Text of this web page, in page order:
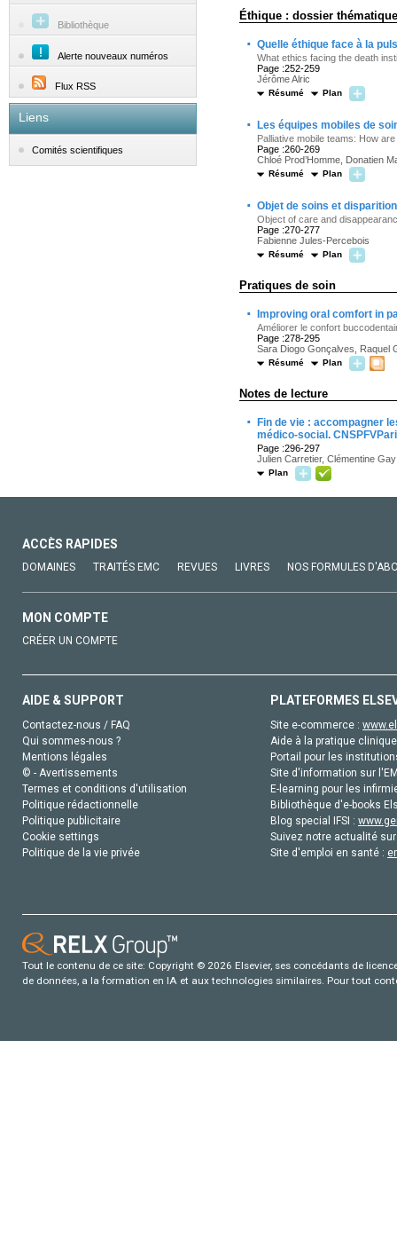
Bibliothèque
Alerte nouveaux numéros
Flux RSS
Liens
Comités scientifiques
Éthique : dossier
· Quelle éthique face à la
What ethics facing the death
Page :252-259
Jérôme Alric
Résumé Plan
· Les équipes mobiles de
Palliative mobile teams: How
Page :260-269
Chloé Prod’Homme, Donatien
Résumé Plan
· Objet de soins et
Object of care and
Page :270-277
Fabienne Jules-Percebois
Résumé Plan
Pratiques de soin
· Improving oral comfort in
Améliorer le confort
Page :278-295
Sara Diogo Gonçalves, Raquel
Résumé Plan
Notes de lecture
·
Fin de vie : accompagner
médico-social.
Page :296-297
Julien Carretier, Clémentine Gay
Plan
ACCÈS RAPIDES
DOMAINES TRAITÉS EMC REVUES LIVRES NOS FORMULES
MON COMPTE
CRÉER UN COMPTE
AIDE & SUPPORT
Contactez-nous / FAQ
Qui sommes-nous ?
Mentions légales
© - Avertissements
Termes et conditions d'utilisation
Politique rédactionnelle
Politique publicitaire
Cookie settings
Politique de la vie privée
PLATEFORMES
Site e-commerce :
Aide à la pratique
Portail pour les
Site d'information sur
E-learning pour les
Bibliothèque d'e-books
Blog special IFSI :
Suivez notre actualité
Site d'emploi en santé :
Tout le contenu de ce site: Copyright © 2026 Elsevier, ses concédants de
de données, a la formation en IA et aux technologies similaires. Pour tout